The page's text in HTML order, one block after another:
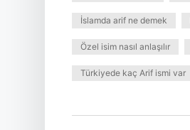
İslamda arif ne demek
Özel isim nasıl anlaşılır
Türkiyede kaç Arif ismi var